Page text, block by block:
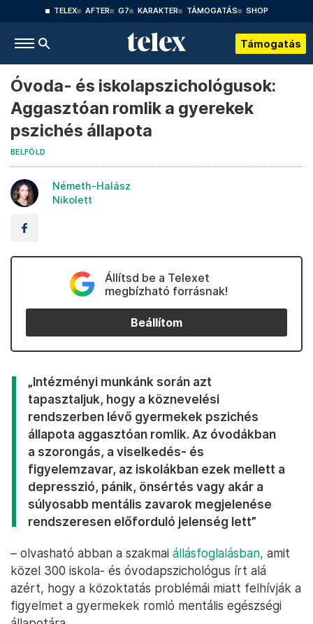
TELEX AFTER G7 KARAKTER TÁMOGATÁS SHOP
Támogatás
Óvoda- és iskolapszichológusok:
Aggasztóan romlik a gyerekek
pszichés állapota
BELFÖLD
Németh-Halász
Nikolett
Állítsd be a Telexet
megbízható forrásnak!
Beállítom
„Intézményi munkánk során azt
tapasztaljuk, hogy a köznevelési
rendszerben lévő gyermekek pszichés
állapota aggasztóan romlik. Az óvodákban
a szorongás, a viselkedés- és
figyelemzavar, az iskolákban ezek mellett a
depresszió, pánik, önsértés vagy akár a
súlyosabb mentális zavarok megjelenése
rendszeresen előforduló jelenség lett”
– olvasható abban a szakmai állásfoglalásban, amit
közel 300 iskola- és óvodapszichológus írt alá
azért, hogy a közoktatás problémái miatt felhívják a
figyelmet a gyermekek romló mentális egészségi